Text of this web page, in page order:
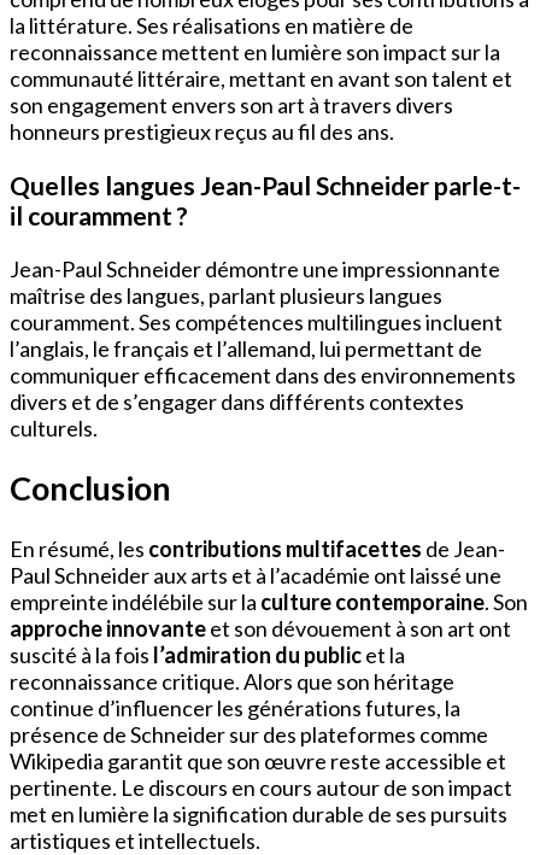
la littérature. Ses réalisations en matière de
reconnaissance mettent en lumière son impact sur la
communauté littéraire, mettant en avant son talent et
son engagement envers son art à travers divers
honneurs prestigieux reçus au fil des ans.
Quelles langues Jean-Paul Schneider parle-t-
il couramment ?
Jean-Paul Schneider démontre une impressionnante
maîtrise des langues, parlant plusieurs langues
couramment. Ses compétences multilingues incluent
l’anglais, le français et l’allemand, lui permettant de
communiquer efficacement dans des environnements
divers et de s’engager dans différents contextes
culturels.
Conclusion
En résumé, les contributions multifacettes de Jean-
Paul Schneider aux arts et à l’académie ont laissé une
empreinte indélébile sur la culture contemporaine. Son
approche innovanteet son dévouement à son art ont
suscité à la fois l’admiration du publicet la
reconnaissance critique. Alors que son héritage
continue d’influencer les générations futures, la
présence de Schneider sur des plateformes comme
Wikipedia garantit que son œuvre reste accessible et
pertinente. Le discours en cours autour de son impact
met en lumière la signification durable de ses pursuits
artistiques et intellectuels.